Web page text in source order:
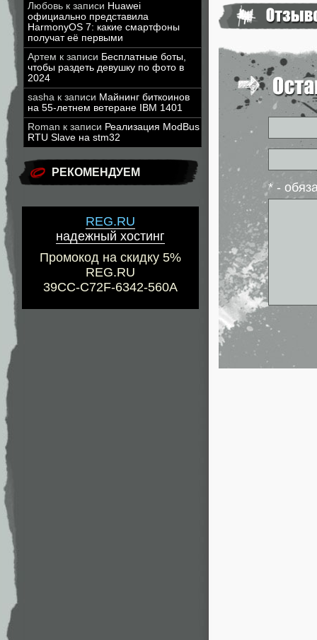
Любовь к записи Huawei
официально представила
HarmonyOS 7: какие смартфоны
получат её первыми
Артем к записи Бесплатные боты,
чтобы раздеть девушку по фото в
2024
sasha к записи Майнинг биткоинов
на 55-летнем ветеране IBM 1401
Roman к записи Реализация ModBus
RTU Slave на stm32
РЕКОМЕНДУЕМ
REG.RU
надежный хостинг
Промокод на скидку 5%
REG.RU
39CC-C72F-6342-560A
* -